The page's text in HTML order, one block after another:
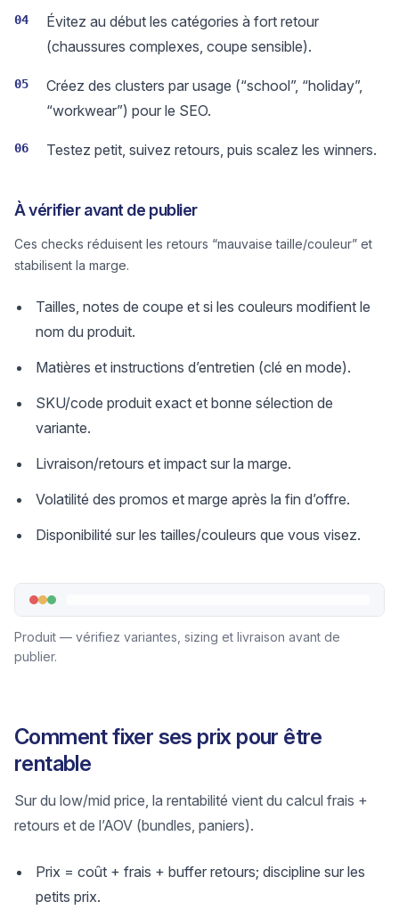
04
Évitez au début les catégories à fort retour
(chaussures complexes, coupe sensible).
05
Créez des clusters par usage (“school”, “holiday”,
“workwear”) pour le SEO.
06 Testez petit, suivez retours, puis scalez les winners.
À vérifier avant de publier
Ces checks réduisent les retours “mauvaise taille/couleur” et
stabilisent la marge.
Tailles, notes de coupe et si les couleurs modifient le
nom du produit.
Matières et instructions d’entretien (clé en mode).
SKU/code produit exact et bonne sélection de
variante.
Livraison/retours et impact sur la marge.
Volatilité des promos et marge après la fin d’offre.
Disponibilité sur les tailles/couleurs que vous visez.
Produit — vérifiez variantes, sizing et livraison avant de
publier.
Comment fixer ses prix pour être
rentable
Sur du low/mid price, la rentabilité vient du calcul frais +
retours et de l’AOV (bundles, paniers).
Prix = coût + frais + buffer retours; discipline sur les
petits prix.